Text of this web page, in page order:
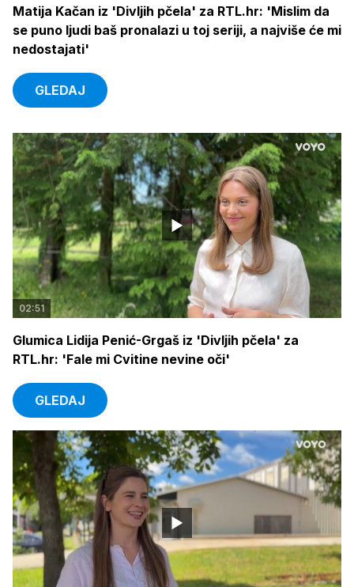
Matija Kačan iz 'Divljih pčela' za RTL.hr: 'Mislim da
se puno ljudi baš pronalazi u toj seriji, a najviše će mi
nedostajati'
GLEDAJ
02:51
Glumica Lidija Penić-Grgaš iz 'Divljih pčela' za
RTL.hr: 'Fale mi Cvitine nevine oči'
GLEDAJ